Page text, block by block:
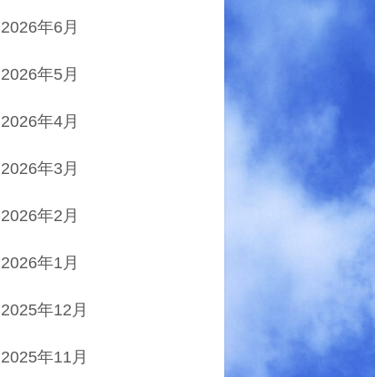
2026年6月
2026年5月
2026年4月
2026年3月
2026年2月
2026年1月
2025年12月
2025年11月